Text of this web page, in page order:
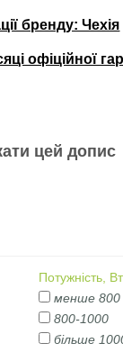
бренду: Чехія
офіційної
цей допис
Потужність, Вт
менше 800
800-1000
більше